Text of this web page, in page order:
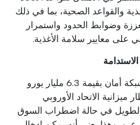
والقواعد الصحية، بما في ذلك
وضوابط الحدود واستمرار
على معايير سلامة الأغذية.
تقول المفوضية إن شبكة أمان بقيمة 6.3 مليار يورو
الاتحاد الأوروبي
الطويل في حالة اضطراب السوق